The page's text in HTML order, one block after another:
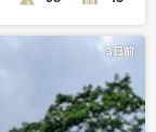
3日前